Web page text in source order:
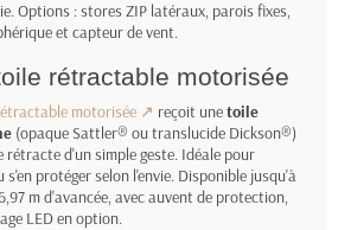
Options : stores ZIP latéraux, parois fixes,
et capteur de vent.
rétractable motorisée
motorisée ↗ reçoit unetoile
(opaque Sattler® ou translucide Dickson®)
rétracte d'un simple geste. Idéale pour
protéger selon l'envie. Disponible jusqu'à
m d'avancée, avec auvent de protection,
LED en option.